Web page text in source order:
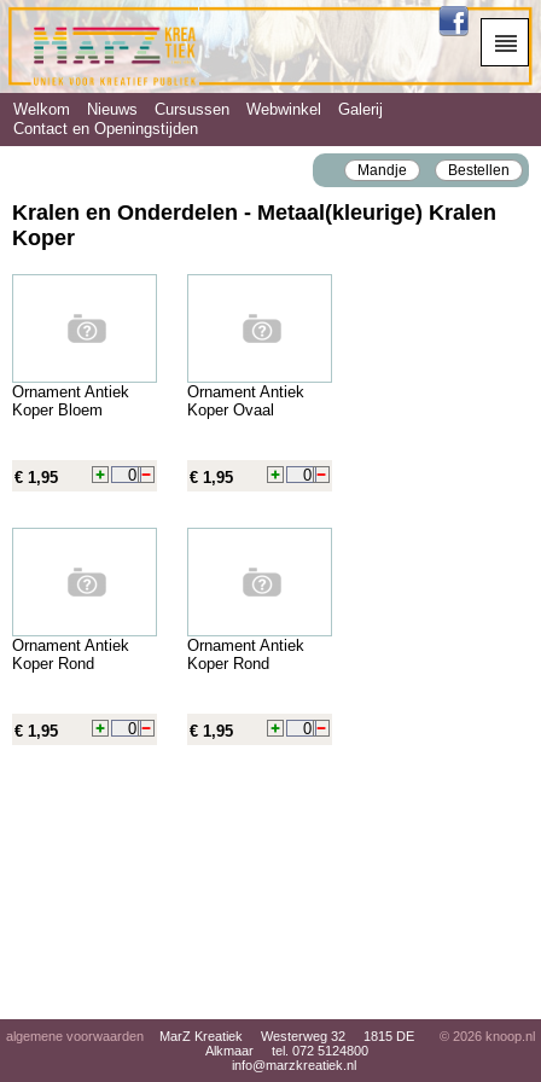
Welkom Nieuws Cursussen Webwinkel
Galerij
Contact en Openingstijden
Mandje Bestellen
Kralen en Onderdelen - Metaal(kleurige) Kralen
Koper
Ornament Antiek
Koper Bloem
€ 1,95
Ornament Antiek
Koper Ovaal
€ 1,95
Ornament Antiek
Koper Rond
€ 1,95
Ornament Antiek
Koper Rond
€ 1,95
algemene voorwaarden
MarZ Kreatiek Westerweg 32 1815 DE
Alkmaar tel. 072 5124800
info@marzkreatiek.nl
© 2026 knoop.nl